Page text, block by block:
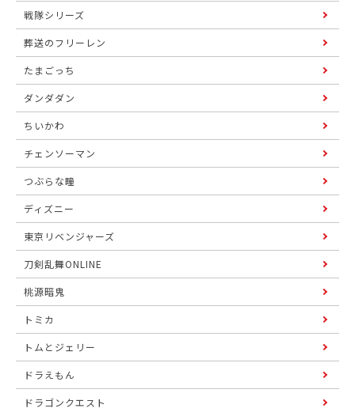
戦隊シリーズ
葬送のフリーレン
たまごっち
ダンダダン
ちいかわ
チェンソーマン
つぶらな瞳
ディズニー
東京リベンジャーズ
刀剣乱舞ONLINE
桃源暗鬼
トミカ
トムとジェリー
ドラえもん
ドラゴンクエスト